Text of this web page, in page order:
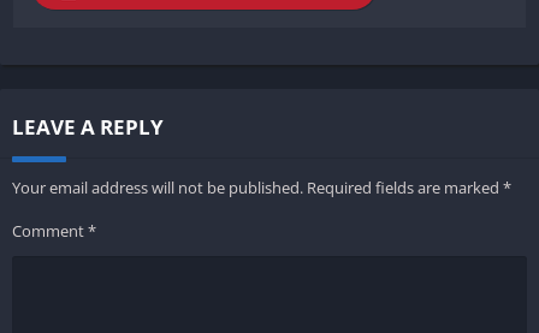
LEAVE A REPLY
Your email address will not be published. Required fields are marked *
Comment*